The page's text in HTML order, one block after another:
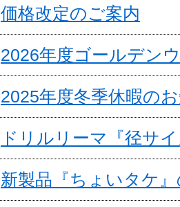
価格改定のご案内
2026年度ゴールデン
2025年度冬季休暇の
ドリルリーマ『径サ
新製品『ちょいタケ